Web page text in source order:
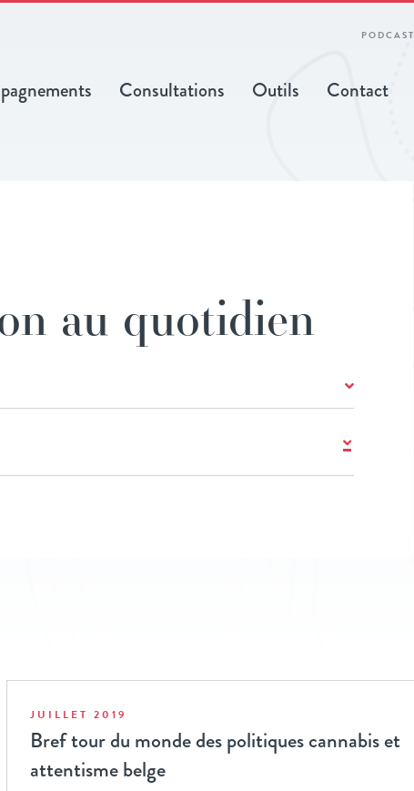
PODCAST
Consultations Outils Contact
au quotidien
JUILLET 2019
Bref tour du monde des politiques cannabis et
attentisme belge